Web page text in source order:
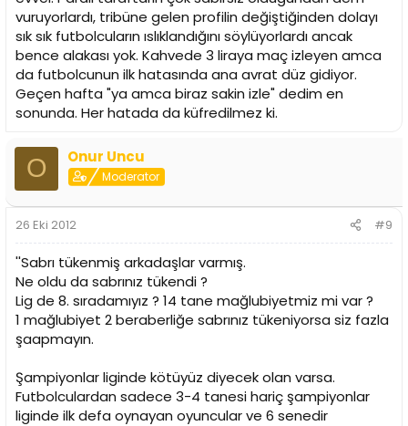
vuruyorlardı, tribüne gelen profilin değiştiğinden dolayı
sık sık futbolcuların ıslıklandığını söylüyorlardı ancak
bence alakası yok. Kahvede 3 liraya maç izleyen amca
da futbolcunun ilk hatasında ana avrat düz gidiyor.
Geçen hafta "ya amca biraz sakin izle" dedim en
sonunda. Her hatada da küfredilmez ki.
O Onur Uncu
Moderator
26 Eki 2012 #9
''Sabrı tükenmiş arkadaşlar varmış.
Ne oldu da sabrınız tükendi ?
Lig de 8. sıradamıyız ? 14 tane mağlubiyetmiz mi var ?
1 mağlubiyet 2 beraberliğe sabrınız tükeniyorsa siz fazla
şaapmayın.
Şampiyonlar liginde kötüyüz diyecek olan varsa.
Futbolculardan sadece 3-4 tanesi hariç şampiyonlar
liginde ilk defa oynayan oyuncular ve 6 senedir